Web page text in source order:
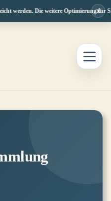
werden. Die weitere Optimierung für
×